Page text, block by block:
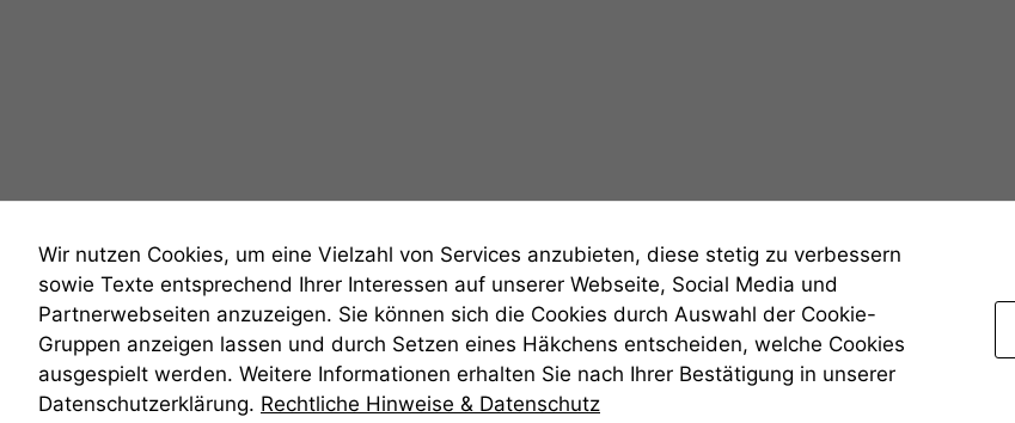
anmelden
Wir nutzen Cookies, um eine Vielzahl von Services anzubieten, diese stetig zu verbessern
sowie Texte entsprechend Ihrer Interessen auf unserer Webseite, Social Media und
Partnerwebseiten anzuzeigen. Sie können sich die Cookies durch Auswahl der Cookie-
Gruppen anzeigen lassen und durch Setzen eines Häkchens entscheiden, welche Cookies
ausgespielt werden. Weitere Informationen erhalten Sie nach Ihrer Bestätigung in unserer
Datenschutzerklärung. Rechtliche Hinweise & Datenschutz
Einige
dieser Website
sind optional.
diese Option